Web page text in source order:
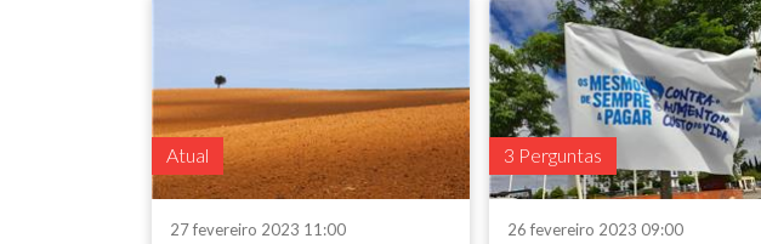
Atual
27 fevereiro 2023 11:00
3 Perguntas
26 fevereiro 2023 09:00